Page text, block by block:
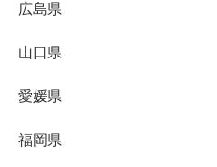
広島県
山口県
愛媛県
福岡県